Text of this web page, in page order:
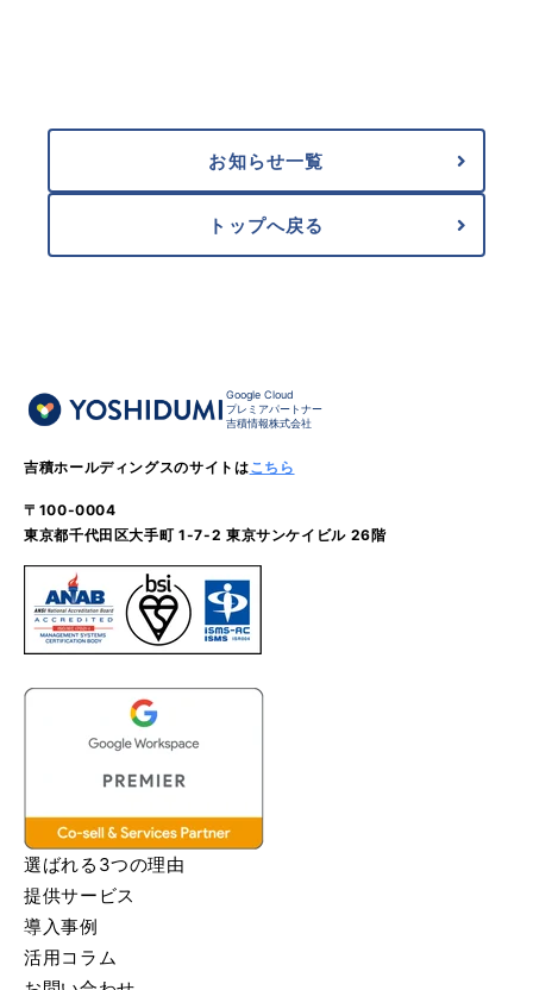
お知らせ一覧
トップへ戻る
Google Cloud
プレミアパートナー
吉積情報株式会社
吉積ホールディングスのサイトはこちら
〒100-0004
東京都千代田区大手町 1-7-2 東京サンケイビル 26階
選ばれる3つの理由
提供サービス
導入事例
活用コラム